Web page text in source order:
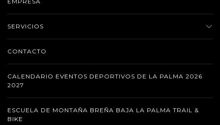
SERVICIOS
CONTACTO
CALENDARIO EVENTOS DEPORTIVOS DE LA PALMA 2026
2027
ESCUELA DE MONTAÑA BREÑA BAJA LA PALMA TRAIL &
BIKE